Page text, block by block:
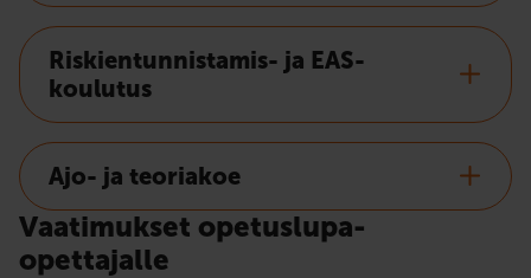
Riskientunnistamis- ja EAS-
koulutus
Ajo- ja teoriakoe
Vaatimukset opetuslupa-
opettajalle